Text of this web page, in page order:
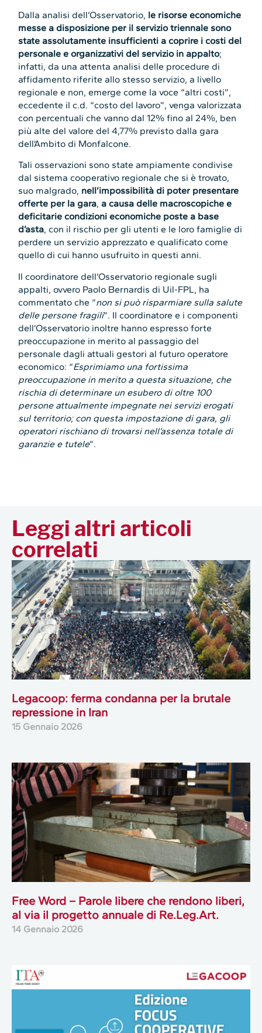
Dalla analisi dell’Osservatorio, le risorse economiche
messe a disposizione per il servizio triennale sono
state assolutamente insufficienti a coprire i costi del
personale e organizzativi del servizio in appalto;
infatti, da una attenta analisi delle procedure di
affidamento riferite allo stesso servizio, a livello
regionale e non, emerge come la voce “altri costi”,
eccedente il c.d. “costo del lavoro”, venga valorizzata
con percentuali che vanno dal 12% fino al 24%, ben
più alte del valore del 4,77% previsto dalla gara
dell’Ambito di Monfalcone.
Tali osservazioni sono state ampiamente condivise
dal sistema cooperativo regionale che si è trovato,
suo malgrado, nell’impossibilità di poter presentare
offerte per la gara,a causa delle macroscopiche e
deficitarie condizioni economiche poste a base
d’asta, con il rischio per gli utenti e le loro famiglie di
perdere un servizio apprezzato e qualificato come
quello di cui hanno usufruito in questi anni.
Il coordinatore dell’Osservatorio regionale sugli
appalti, ovvero Paolo Bernardis di Uil-FPL, ha
commentato che “non si può risparmiare sulla salute
delle persone fragili”. Il coordinatore e i componenti
dell’Osservatorio inoltre hanno espresso forte
preoccupazione in merito al passaggio del
personale dagli attuali gestori al futuro operatore
economico: “Esprimiamo una fortissima
preoccupazione in merito a questa situazione, che
rischia di determinare un esubero di oltre 100
persone attualmente impegnate nei servizi erogati
sul territorio; con questa impostazione di gara, gli
operatori rischiano di trovarsi nell’assenza totale di
garanzie e tutele”.
Leggi altri articoli
correlati
Legacoop: ferma condanna per la brutale
repressione in Iran
15 Gennaio 2026
Free Word – Parole libere che rendono liberi,
al via il progetto annuale di Re.Leg.Art.
14 Gennaio 2026